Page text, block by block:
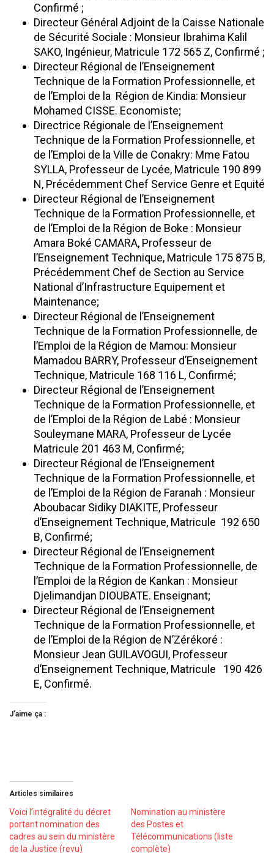
Confirmé ;
Directeur Général Adjoint de la Caisse Nationale
de Sécurité Sociale : Monsieur Ibrahima Kalil
SAKO, Ingénieur, Matricule 172 565 Z, Confirmé ;
Directeur Régional de l’Enseignement
Technique de la Formation Professionnelle, et
de l’Emploi de la Région de Kindia: Monsieur
Mohamed CISSE. Economiste;
Directrice Régionale de l’Enseignement
Technique de la Formation Professionnelle, et
de l’Emploi de la Ville de Conakry: Mme Fatou
SYLLA, Professeur de Lycée, Matricule 190 899
N, Précédemment Chef Service Genre et Equité
Directeur Régional de l’Enseignement
Technique de la Formation Professionnelle, et
de l’Emploi de la Région de Boke : Monsieur
Amara Boké CAMARA, Professeur de
l’Enseignement Technique, Matricule 175 875 B,
Précédemment Chef de Section au Service
National d’Infrastructure Equipement et
Maintenance;
Directeur Régional de l’Enseignement
Technique de la Formation Professionnelle, de
l’Emploi de la Région de Mamou: Monsieur
Mamadou BARRY, Professeur d’Enseignement
Technique, Matricule 168 116 L, Confirmé;
Directeur Régional de l’Enseignement
Technique de la Formation Professionnelle, et
de l’Emploi de la Région de Labé : Monsieur
Souleymane MARA, Professeur de Lycée
Matricule 201 463 M, Confirmé;
Directeur Régional de l’Enseignement
Technique de la Formation Professionnelle, et
de l’Emploi de la Région de Faranah : Monsieur
Aboubacar Sidiky DIAKITE, Professeur
d’Enseignement Technique, Matricule 192 650
B, Confirmé;
Directeur Régional de l’Enseignement
Technique de la Formation Professionnelle, de
l’Emploi de la Région de Kankan : Monsieur
Djelimandjan DIOUBATE. Enseignant;
Directeur Régional de l’Enseignement
Technique de la Formation Professionnelle, et
de l’Emploi de la Région de N’Zérékoré :
Monsieur Jean GUILAVOGUI, Professeur
d’Enseignement Technique, Matricule 190 426
E, Confirmé.
J’aime ça :
Articles similaires
Voici l’intégralité du décret
portant nomination des
cadres au sein du ministère
de la Justice (revu)
Nomination au ministère
des Postes et
Télécommunications (liste
complète)